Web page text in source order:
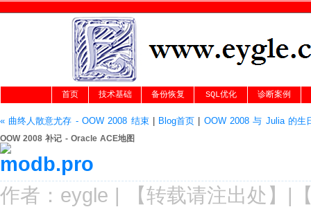
首页 技术基础 备份恢复 SQL优化 诊断案例
« 曲终人散意尤存 - OOW 2008 结束| Blog首页 OOW 2008 与 Julia 的生
OOW 2008 补记 - Oracle ACE地图
作者： eygle | 【转载请注出处 】|